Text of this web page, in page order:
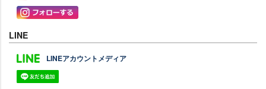
LINE
LINEアカウントメディア